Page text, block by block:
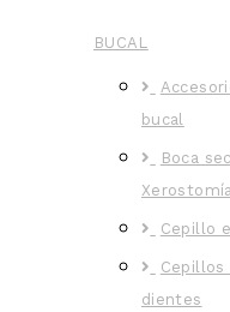
BUCAL
bucal
Boca
Cepillo
Cepillos
dientes